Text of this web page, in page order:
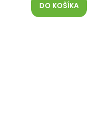
DO KOŠÍKA